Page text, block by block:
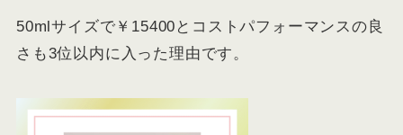
50mlサイズで￥15400とコストパフォーマンスの良
さも3位以内に入った理由です。